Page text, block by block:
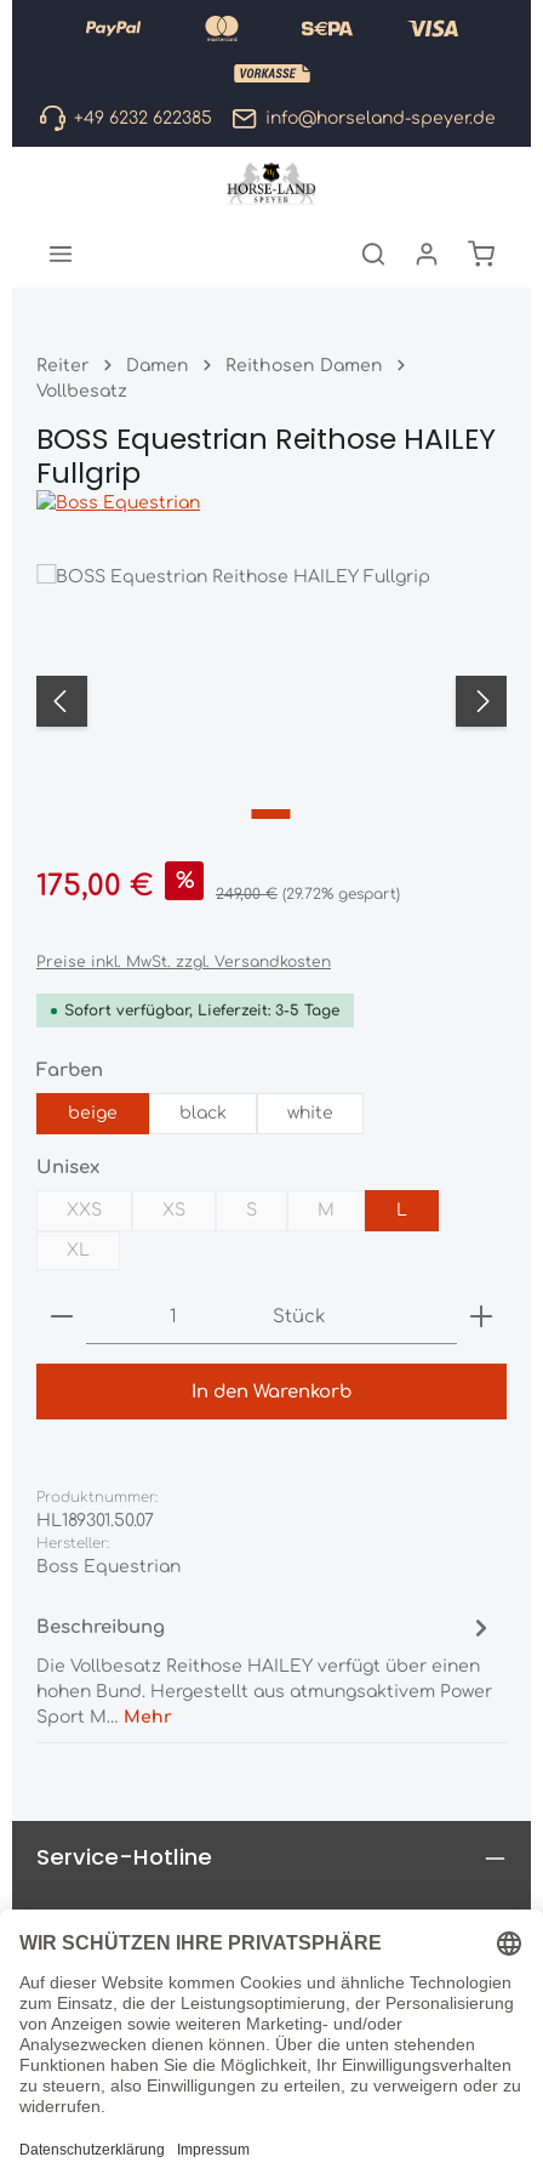
Zum Hauptinhalt springen
+49 6232 622385 info@horseland-speyer.de
Reiter Damen
Reithosen Damen
Vollbesatz
BOSS Equestrian Reithose HAILEY
Fullgrip
Bildergalerie überspringen
Verkaufspreis:
175,00 € % Regulärer Preis:
249,00 € (29.72% gespart)
Preise inkl. MwSt. zzgl. Versandkosten
Sofort verfügbar, Lieferzeit: 3-5 Tage
Farben
beige black white
Unisexauswählen
XXS XS S M L
XL
Produkt Anzahl: Gib den gewünschten
Stück
In den Warenkorb
Produktnummer:
HL189301.50.07
Hersteller:
Boss Equestrian
Beschreibung
Die Vollbesatz Reithose HAILEY verfügt über einen
hohen Bund. Hergestellt aus atmungsaktivem Power
Sport M… Mehr
Service-Hotline
Rechtliches
Informationen
Newsletter